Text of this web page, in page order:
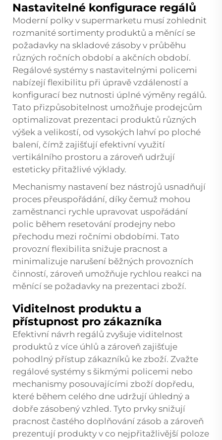
Nastavitelné konfigurace regálů
Moderní polky v supermarketu musí zohlednit
rozmanité sortimenty produktů a měnící se
požadavky na skladové zásoby v průběhu
různých ročních období a akčních období.
Regálové systémy s nastavitelnými policemi
nabízejí flexibilitu při úpravě vzdáleností a
konfigurací bez nutnosti úplné výměny regálů.
Tato přizpůsobitelnost umožňuje prodejcům
optimalizovat prezentaci produktů různých
výšek a velikostí, od vysokých lahví po ploché
balení, čímž zajišťují efektivní využití
vertikálního prostoru a zároveň udržují
esteticky přitažlivé výklady.
Mechanismy nastavení bez nástrojů usnadňují
proces přeuspořádání, díky čemuž mohou
zaměstnanci rychle upravovat uspořádání
polic během resetování prodejny nebo
přechodu mezi ročními obdobími. Tato
provozní flexibilita snižuje pracnost a
minimalizuje narušení běžných provozních
činností, zároveň umožňuje rychlou reakci na
měnící se požadavky na prezentaci zboží.
Viditelnost produktu a
přístupnost pro zákazníka
Efektivní návrh regálů zvyšuje viditelnost
produktů z více úhlů a zároveň zajišťuje
pohodlný přístup zákazníků ke zboží. Zvažte
regálové systémy s šikmými policemi nebo
mechanismy posouvajícími zboží dopředu,
které během celého dne udržují úhledný a
dobře zásobený vzhled. Tyto prvky snižují
pracnost častého doplňování zásob a zároveň
prezentují produkty v co nejpřitažlivější poloze